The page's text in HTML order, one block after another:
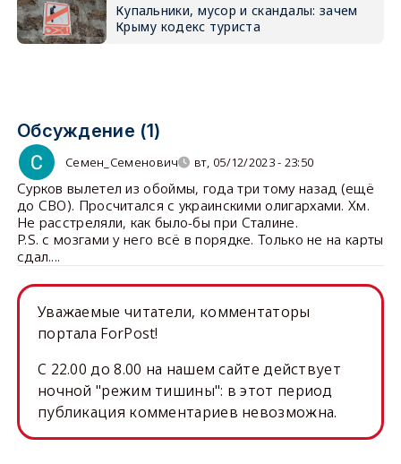
Купальники, мусор и скандалы: зачем
Крыму кодекс туриста
Обсуждение (1)
Семен_Семенович вт, 05/12/2023 - 23:50
Сурков вылетел из обоймы, года три тому назад (ещё
до СВО). Просчитался с украинскими олигархами. Хм.
Не расстреляли, как было-бы при Сталине.
P.S. с мозгами у него всё в порядке. Только не на карты
сдал....
Уважаемые читатели, комментаторы
портала ForPost!
C 22.00 до 8.00 на нашем сайте действует
ночной "режим тишины": в этот период
публикация комментариев невозможна.